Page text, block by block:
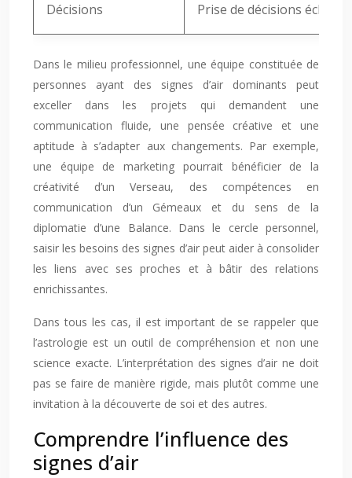
Décisions Prise de décisions
Dans le milieu professionnel, une équipe constituée de
personnes ayant des signes d’air dominants peut
exceller dans les projets qui demandent une
communication fluide, une pensée créative et une
aptitude à s’adapter aux changements. Par exemple,
une équipe de marketing pourrait bénéficier de la
créativité d’un Verseau, des compétences en
communication d’un Gémeaux et du sens de la
diplomatie d’une Balance. Dans le cercle personnel,
saisir les besoins des signes d’air peut aider à consolider
les liens avec ses proches et à bâtir des relations
enrichissantes.
Dans tous les cas, il est important de se rappeler que
l’astrologie est un outil de compréhension et non une
science exacte. L’interprétation des signes d’air ne doit
pas se faire de manière rigide, mais plutôt comme une
invitation à la découverte de soi et des autres.
Comprendre l’influence des
signes d’air